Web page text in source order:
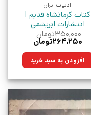
ادبیات ایران
کتاب کرمانشاه قدیم |
انتشارات ابریشمی
۳۵۰,۰۰۰تومان
قیمت
۳۵۰,۰۰۰تومان
بود.
۲۶۴,۲۵۰تومان
۲۶۴,۲۵۰تومان.افزودن به سبد خرید